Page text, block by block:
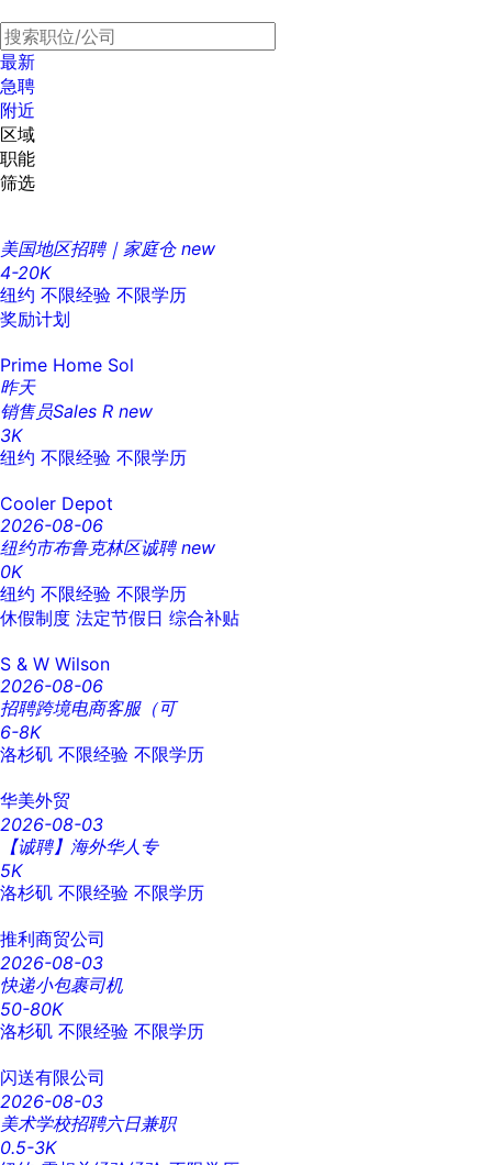
最新
急聘
附近
区域
职能
筛选
美国地区招聘｜家庭仓 new
4-20K
纽约 不限经验 不限学历
奖励计划
Prime Home Sol
昨天
销售员Sales R new
3K
纽约 不限经验 不限学历
Cooler Depot
2026-08-06
纽约市布鲁克林区诚聘 new
0K
纽约 不限经验 不限学历
休假制度 法定节假日 综合补贴
S & W Wilson
2026-08-06
招聘跨境电商客服（可
6-8K
洛杉矶 不限经验 不限学历
华美外贸
2026-08-03
【诚聘】海外华人专
5K
洛杉矶 不限经验 不限学历
推利商贸公司
2026-08-03
快递小包裹司机
50-80K
洛杉矶 不限经验 不限学历
闪送有限公司
2026-08-03
美术学校招聘六日兼职
0.5-3K